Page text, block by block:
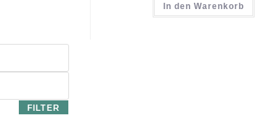
In den Warenkorb
FILTER